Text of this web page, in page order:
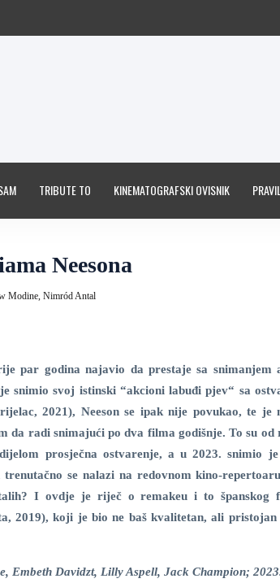
TRIBUTE TO KINEMATOGRAFSKI OVISNIK
Neesona
Modine, Nimród Antal
par godina najavio da prestaje sa snimanjem
snimio svoj istinski “akcioni labuđi pjev“ sa
2021), Neeson se ipak nije povukao, te je
da radi snimajući po dva filma godišnje. To su od
prosječna ostvarenje, a u 2023. snimio
se nalazi na redovnom kino-
I ovdje je riječ o remakeu i to španskog
2019), koji je bio ne baš kvalitetan, ali pristojan
Embeth Davidzt, Lilly Aspell, Jack Champion;